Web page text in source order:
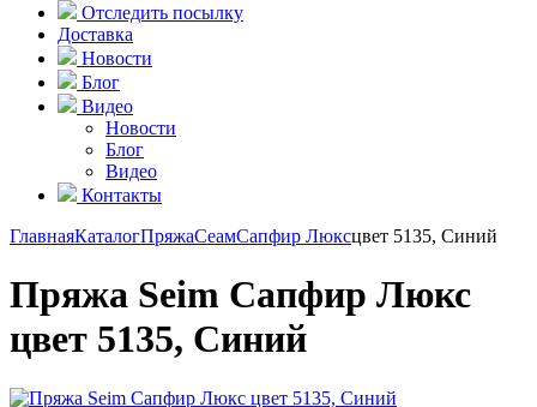
Отследить посылку
Доставка
Новости
Блог
Видео
Новости
Блог
Видео
Контакты
ГлавнаяКаталогПряжаСеамСапфир Люксцвет 5135, Синий
Пряжа Seim Сапфир Люкс
цвет 5135, Синий